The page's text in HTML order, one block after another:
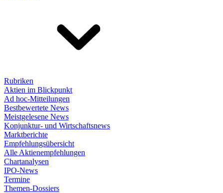
Rubriken
Aktien im Blickpunkt
Ad hoc-Mitteilungen
Bestbewertete News
Meistgelesene News
Konjunktur- und Wirtschaftsnews
Marktberichte
Empfehlungsübersicht
Alle Aktienempfehlungen
Chartanalysen
IPO-News
Termine
Themen-Dossiers